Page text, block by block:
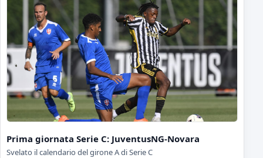
Prima giornata Serie C: JuventusNG-Novara
Svelato il calendario del girone A di Serie C